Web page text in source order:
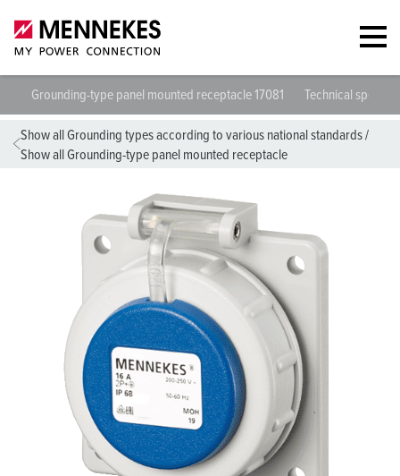
Grounding-type panel mounted receptacle 17081 Technical
Show all Grounding types according to various national standards/
Show all Grounding-type panel mounted receptacle